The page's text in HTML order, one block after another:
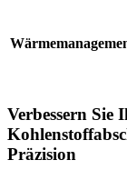
Verbessern Sie
Präzision